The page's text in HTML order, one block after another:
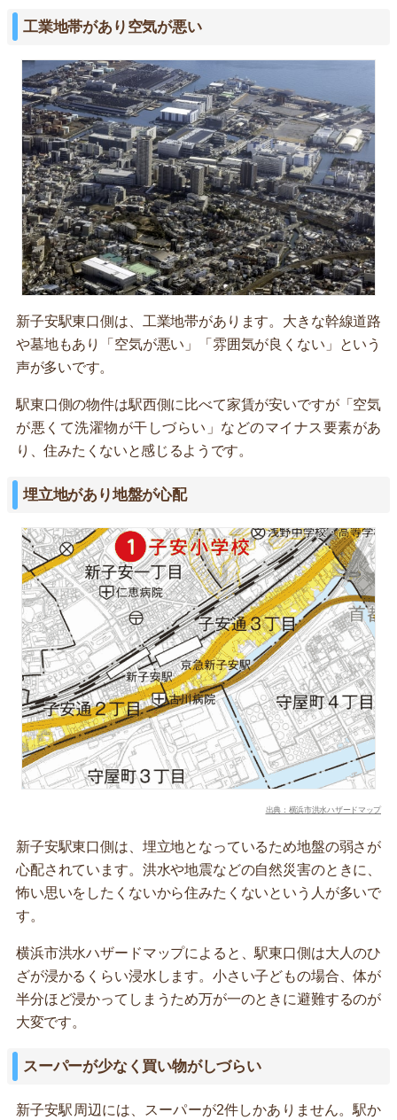
工業地帯があり空気が悪い
新子安駅東口側は、工業地帯があります。大きな幹線道路
や墓地もあり「空気が悪い」「雰囲気が良くない」という
声が多いです。
駅東口側の物件は駅西側に比べて家賃が安いですが「空気
が悪くて洗濯物が干しづらい」などのマイナス要素があ
り、住みたくないと感じるようです。
埋立地があり地盤が心配
出典：横浜市洪水ハザードマップ
新子安駅東口側は、埋立地となっているため地盤の弱さが
心配されています。洪水や地震などの自然災害のときに、
怖い思いをしたくないから住みたくないという人が多いで
す。
横浜市洪水ハザードマップによると、駅東口側は大人のひ
ざが浸かるくらい浸水します。小さい子どもの場合、体が
半分ほど浸かってしまうため万が一のときに避難するのが
大変です。
スーパーが少なく買い物がしづらい
新子安駅周辺には、スーパーが2件しかありません。駅か